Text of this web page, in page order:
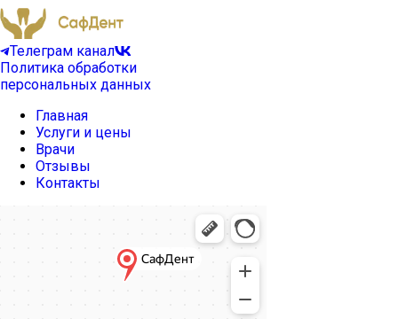
Телеграм канал
Политика обработки
персональных данных
Главная
Услуги и цены
Врачи
Отзывы
Контакты